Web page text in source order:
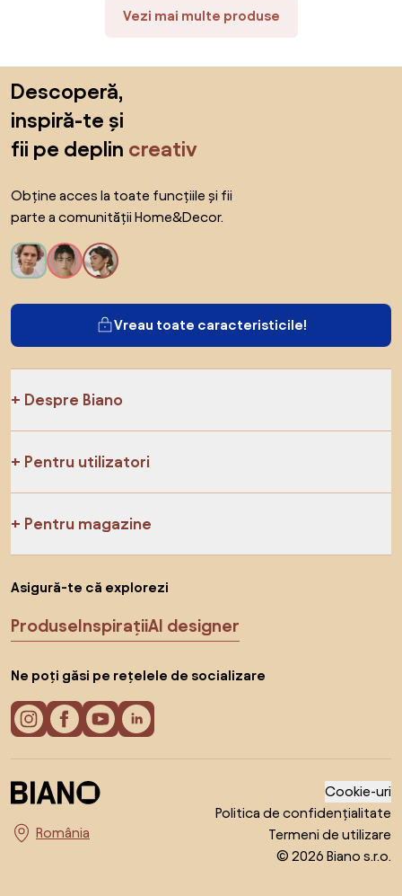
Vezi mai multe produse
Descoperă,
inspiră-te și
fii pe deplin creativ
Obține acces la toate funcțiile și fii
parte a comunității Home&Decor.
Vreau toate caracteristicile!
Despre Biano
Pentru utilizatori
Pentru magazine
Asigură-te că explorezi
ProduseInspirațiiAI designer
Ne poți găsi pe rețelele de socializare
Alege țara
Cookie-uri
Politica de confidențialitate
Termeni de utilizare
© 2026 Biano s.r.o.